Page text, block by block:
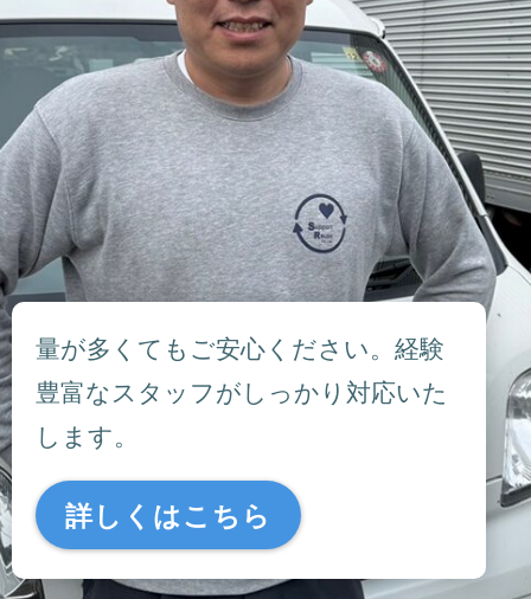
量が多くてもご安心ください。経験
豊富なスタッフがしっかり対応いた
します。
詳しくはこちら